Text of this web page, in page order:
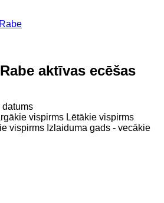
Rabe aktīvas ecēšas
datums
vispirms Lētākie vispirms
vispirms Izlaiduma gads - vecākie